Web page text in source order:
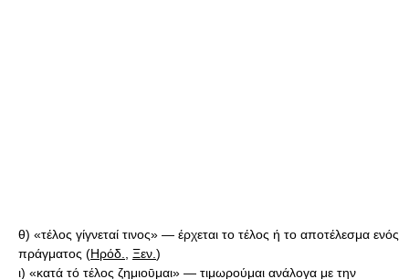
θ) «τέλος γίγνεταί τινος» — έρχεται το τέλος ή το αποτέλεσμα ενός
πράγματος (Ηρόδ. Ξεν. )
ι) «κατά τό τέλος ζημιοῡμαι» — τιμωρούμαι ανάλογα με την